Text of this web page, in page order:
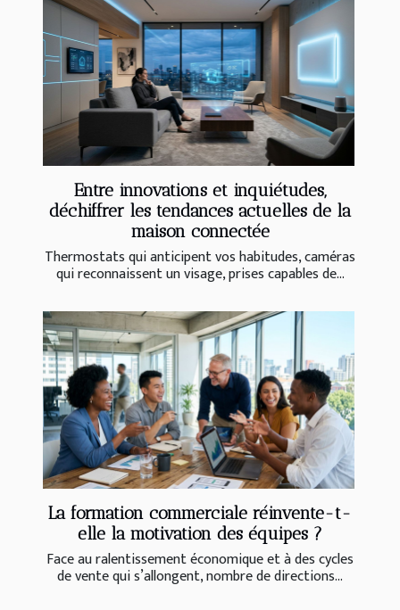
Entre innovations et inquiétudes,
déchiffrer les tendances actuelles de la
maison connectée
Thermostats qui anticipent vos habitudes, caméras
qui reconnaissent un visage, prises capables de...
La formation commerciale réinvente-t-
elle la motivation des équipes ?
Face au ralentissement économique et à des cycles
de vente qui s’allongent, nombre de directions...